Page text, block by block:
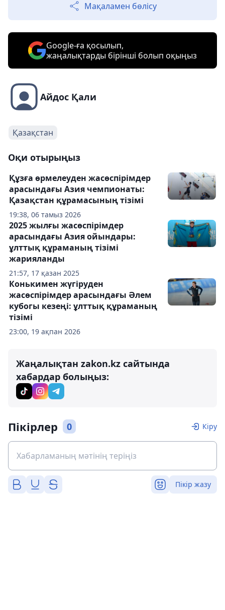
Мақаламен бөлісу
Google-ға қосылып,
жаңалықтарды бірінші болып оқыңыз
Айдос Қали
Қазақстан
Оқи отырыңыз
19:38, 06 тамыз 2026
Құзға өрмелеуден жасөспірімдер
арасындағы Азия чемпионаты:
Қазақстан құрамасының тізімі
21:57, 17 қазан 2025
2025 жылғы жасөспірімдер
арасындағы Азия ойындары:
ұлттық құраманың тізімі
жарияланды
23:00, 19 ақпан 2026
Конькимен жүгіруден
жасөспірімдер арасындағы Әлем
кубогы кезеңі: ұлттық құраманың
тізімі
Жаңалықтан zakon.kz сайтында
хабардар болыңыз:
Пікірлер 0 Кіру
Пікір жазу